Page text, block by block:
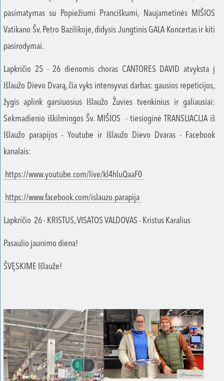
pasimatymas su Popiežiumi Pranciškumi, Naujametinės MIŠIOS
Vatikano Šv. Petro Bazilikoje, didysis Jungtinis GALA Koncertas ir kiti
pasirodymai.
Lapkričio 25 - 26 dienomis choras CANTORES DAVID atvyksta į
Išlaužo Dievo Dvarą, čia vyks intensyvus darbas: gausios repeticijos,
žygis aplink garsiuosius Išlaužo Žuvies tvenkinius ir galiausiai:
Sekmadienio iškilmingos Šv. MIŠIOS - tiesioginė TRANSLIACIJA iš
Išlaužo parapijos - Youtube ir Išlaužo Dievo Dvaras - Facebook
kanalais:
https://www.youtube.com/live/kl4hluQaaF0
https://www.facebook.com/islauzo.parapija
Lapkričio 26 - KRISTUS, VISATOS VALDOVAS - Kristus Karalius
Pasaulio jaunimo diena!
ŠVĘSKIME Išlauže!